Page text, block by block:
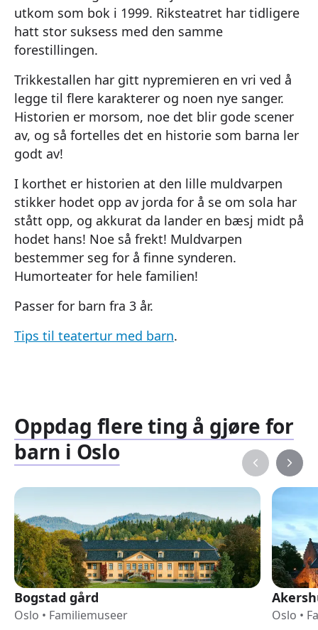
utkom som bok i 1999. Riksteatret har tidligere
hatt stor suksess med den samme
forestillingen.
Trikkestallen har gitt nypremieren en vri ved å
legge til flere karakterer og noen nye sanger.
Historien er morsom, noe det blir gode scener
av, og så fortelles det en historie som barna ler
godt av!
I korthet er historien at den lille muldvarpen
stikker hodet opp av jorda for å se om sola har
stått opp, og akkurat da lander en bæsj midt på
hodet hans! Noe så frekt! Muldvarpen
bestemmer seg for å finne synderen.
Humorteater for hele familien!
Passer for barn fra 3 år.
Tips til teatertur med barn.
Oppdag flere ting å gjøre for
barn i Oslo
Bogstad gård
Oslo • Familiemuseer Oslo •